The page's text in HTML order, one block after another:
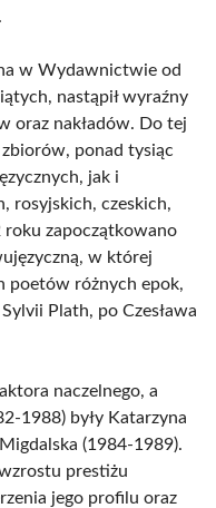
w Wydawnictwie od
nastąpił wyraźny
oraz nakładów. Do tej
ponad tysiąc
jak i
rosyjskich, czeskich,
roku zapoczątkowano
w której
poetów różnych epok,
Sylvii Plath, po Czesława
naczelnego, a
1988) były Katarzyna
(1984-1989).
prestiżu
jego profilu oraz